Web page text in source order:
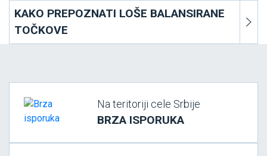
KAKO PREPOZNATI LOŠE BALANSIRANE
TOČKOVE
Na teritoriji cele Srbije
BRZA ISPORUKA